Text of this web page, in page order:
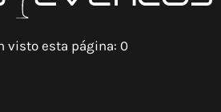
visto esta página: 0